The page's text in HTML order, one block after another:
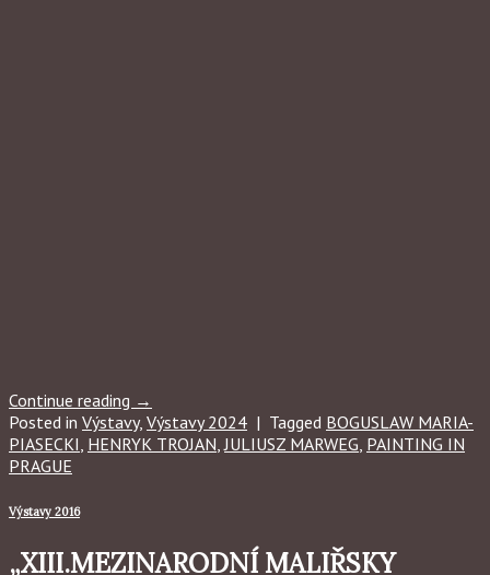
Continue reading →
Posted in Výstavy, Výstavy 2024 | Tagged BOGUSLAW MARIA-
PIASECKI HENRYK TROJAN JULIUSZ MARWEG PAINTING IN
PRAGUE
Výstavy 2016
„XIII.MEZINARODNÍ MALIŘSKY